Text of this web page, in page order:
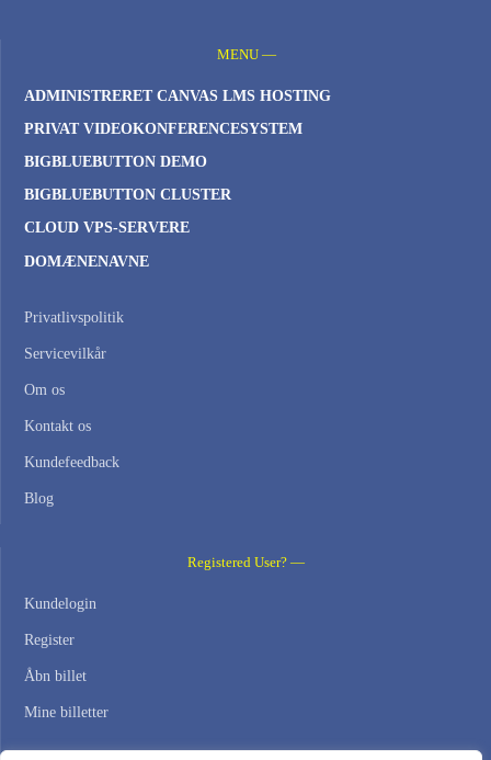
MENU —
ADMINISTRERET CANVAS LMS HOSTING
PRIVAT VIDEOKONFERENCESYSTEM
BIGBLUEBUTTON DEMO
BIGBLUEBUTTON CLUSTER
CLOUD VPS-SERVERE
DOMÆNENAVNE
Privatlivspolitik
Servicevilkår
Om os
Kontakt os
Kundefeedback
Blog
Registered User? —
Kundelogin
Register
Åbn billet
Mine billetter